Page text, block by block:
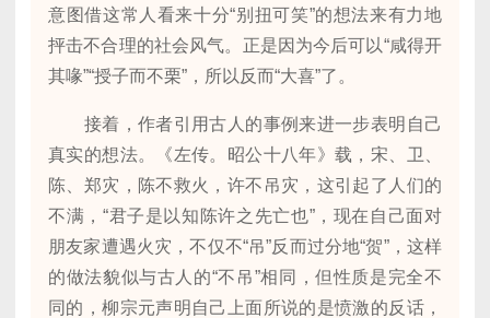
意图借这常人看来十分“别扭可笑”的想法来有力地
抨击不合理的社会风气。正是因为今后可以“咸得开
其喙”“授子而不栗”，所以反而“大喜”了。
接着，作者引用古人的事例来进一步表明自己
真实的想法。《左传。昭公十八年》载，宋、卫、
陈、郑灾，陈不救火，许不吊灾，这引起了人们的
不满，“君子是以知陈许之先亡也”，现在自己面对
朋友家遭遇火灾，不仅不“吊”反而过分地“贺”，这样
的做法貌似与古人的“不吊”相同，但性质是完全不
同的，柳宗元声明自己上面所说的是愤激的反话，